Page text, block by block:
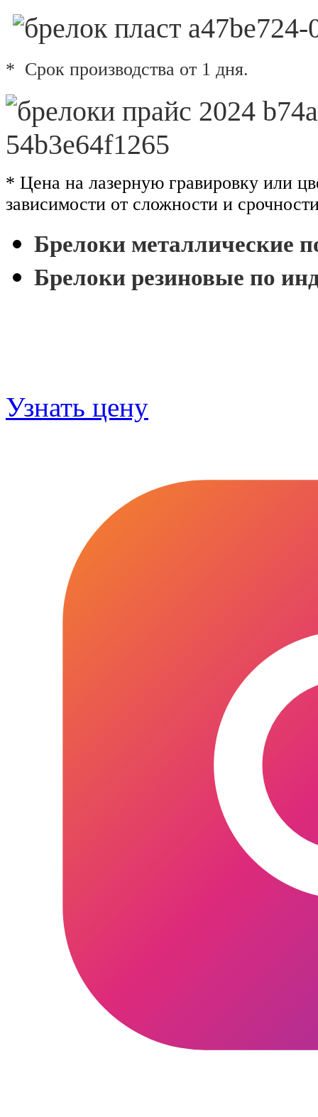
* Срок производства от 1 дня.
* Цена на лазерную гравировку или
зависимости от сложности и
Брелоки металлические
Брелоки резиновые по
Узнать цену